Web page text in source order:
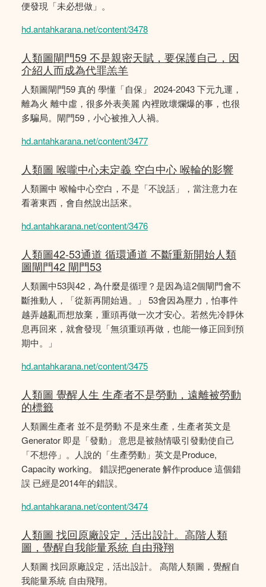
便發現「未必想做」。
hd.antahkarana.net/content/3478
人類圖閘門59 不是親密天賦，要保護自己，因
介紹人而成為代罪羔羊
人類圖閘門59 真的 學懂「自保」 2024-2043 下元九運，
離為火 離中虛，很多外表美麗 內裡敗壞爛爆的事，也很
多騙局。閘門59，小心被推入人禍。
hd.antahkarana.net/content/3477
人類圖 喉嚨中心未定義 空白中心 喉輪的影響
人類圖中 喉輪中心空白，不是「不說話」，當注意力在
看著東西，會自然說出話來。
hd.antahkarana.net/content/3476
人類圖42-53通道 循環通道 不斷重新開始人類
圖閘門42 閘門53
人類圖中53與42，為什麼是循理？是因為這2個閘門會不
斷推動人，「從新再開始過。」 53會因為壓力，怕事件
越弄越亂而想放棄，重頭再做一次才安心。若然先冷靜休
息再回來，就會發現「無須重頭再做，也能一修正回到預
期中。」
hd.antahkarana.net/content/3475
人類圖 覺醒人生 生產者不是勞動，遠離被勞動
的標籤
人類圖生產者 並不是勞動 不是來生產，生產者英文是
Generator 即是「發動」 意思是被熱情吸引發動使自己
「不想停」。人說的「生產勞動」英文是Produce,
Capacity working。 錯誤把generate 解作produce 這個錯
誤 已經是2014年的錯誤。
hd.antahkarana.net/content/3474
人類圖 找回原廠設定，活出設計。高階人類
圖，覺醒自我能量系統 自由飛翔
人類圖 找回原廠設定，活出設計。 高階人類圖，覺醒自
我能量系統 自由飛翔。